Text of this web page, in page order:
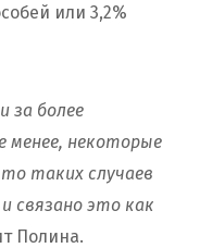
или 3,2%
за более
менее, некоторые
таких случаев
связано это как
Полина.